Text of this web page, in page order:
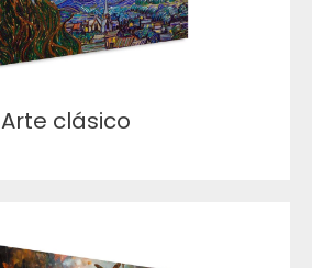
Arte clásico